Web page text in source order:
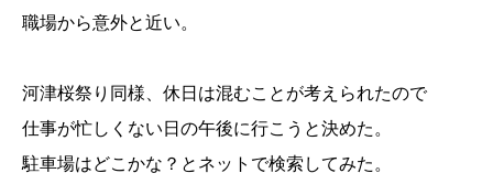
職場から意外と近い。
河津桜祭り同様、休日は混むことが考えられたので
仕事が忙しくない日の午後に行こうと決めた。
駐車場はどこかな？とネットで検索してみた。